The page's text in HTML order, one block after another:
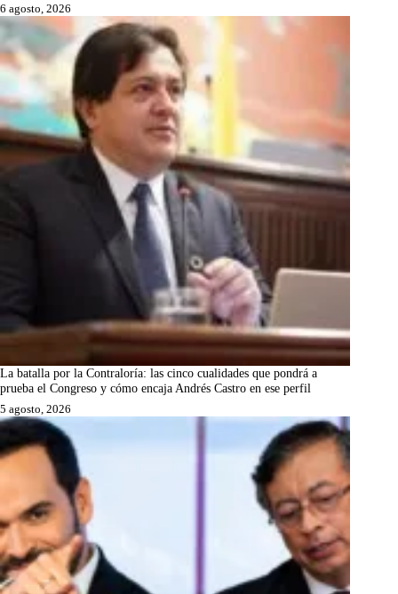
6 agosto, 2026
La batalla por la Contraloría: las cinco cualidades que pondrá a
prueba el Congreso y cómo encaja Andrés Castro en ese perfil
5 agosto, 2026